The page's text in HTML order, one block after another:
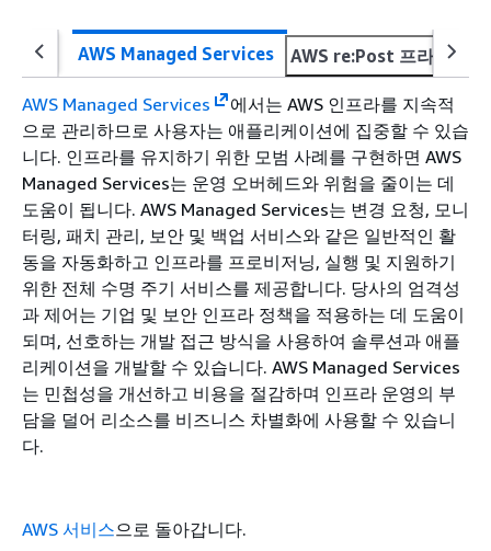
AWS Managed Services AWS re:Post 프라이빗
AWS Managed Services
에서는 AWS 인프라를 지속적
으로 관리하므로 사용자는 애플리케이션에 집중할 수 있습
니다. 인프라를 유지하기 위한 모범 사례를 구현하면 AWS
Managed Services는 운영 오버헤드와 위험을 줄이는 데
도움이 됩니다. AWS Managed Services는 변경 요청, 모니
터링, 패치 관리, 보안 및 백업 서비스와 같은 일반적인 활
동을 자동화하고 인프라를 프로비저닝, 실행 및 지원하기
위한 전체 수명 주기 서비스를 제공합니다. 당사의 엄격성
과 제어는 기업 및 보안 인프라 정책을 적용하는 데 도움이
되며, 선호하는 개발 접근 방식을 사용하여 솔루션과 애플
리케이션을 개발할 수 있습니다. AWS Managed Services
는 민첩성을 개선하고 비용을 절감하며 인프라 운영의 부
담을 덜어 리소스를 비즈니스 차별화에 사용할 수 있습니
다.
AWS 서비스으로 돌아갑니다.